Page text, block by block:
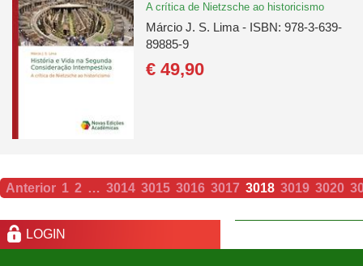
A crítica de Nietzsche ao historicismo
Márcio J. S. Lima - ISBN: 978-3-639-
89885-9
€ 49,90
Anterior 1 2 … 3014 3015 3016 3017 3018 3019 3020
LOGIN